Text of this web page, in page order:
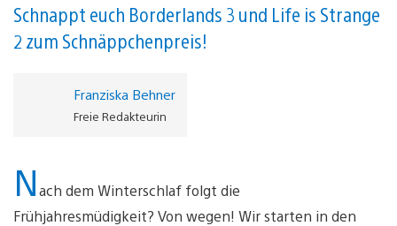
Schnappt euch Borderlands 3 und Life is Strange
2 zum Schnäppchenpreis!
Franziska Behner
Freie Redakteurin
Nach dem Winterschlaf folgt die
Frühjahresmüdigkeit? Von wegen! Wir starten in den